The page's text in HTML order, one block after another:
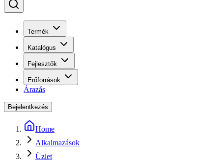
Termék
Katalógus
Fejlesztők
Erőforrások
Árazás
Bejelentkezés
Home
Alkalmazások
Üzlet